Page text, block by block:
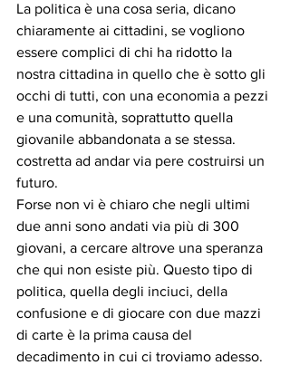
La politica è una cosa seria, dicano
chiaramente ai cittadini, se vogliono
essere complici di chi ha ridotto la
nostra cittadina in quello che è sotto gli
occhi di tutti, con una economia a pezzi
e una comunità, soprattutto quella
giovanile abbandonata a se stessa.
costretta ad andar via pere costruirsi un
futuro.
Forse non vi è chiaro che negli ultimi
due anni sono andati via più di 300
giovani, a cercare altrove una speranza
che qui non esiste più. Questo tipo di
politica, quella degli inciuci, della
confusione e di giocare con due mazzi
di carte è la prima causa del
decadimento in cui ci troviamo adesso.